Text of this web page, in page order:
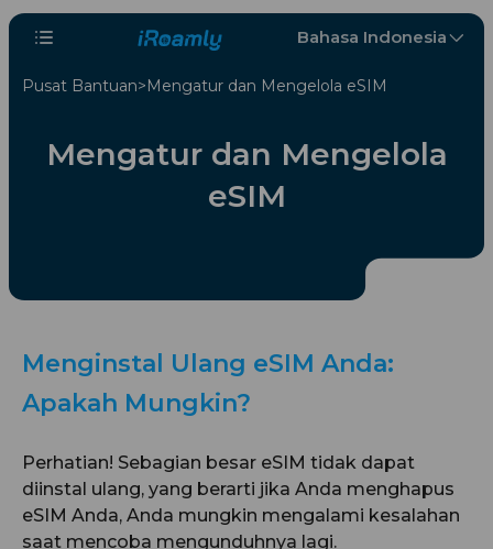
Bahasa Indonesia
Pusat Bantuan Mengatur dan Mengelola eSIM
Mengatur dan Mengelola
eSIM
Menginstal Ulang eSIM Anda:
Apakah Mungkin?
Perhatian! Sebagian besar eSIM tidak dapat
diinstal ulang, yang berarti jika Anda menghapus
eSIM Anda, Anda mungkin mengalami kesalahan
saat mencoba mengunduhnya lagi.